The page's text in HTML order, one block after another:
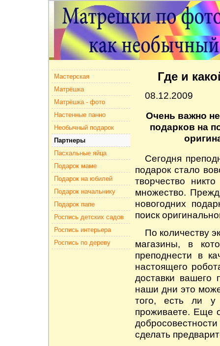
Где и
08.12.2009
Очень важно
подарков на
Сегодня
подарок стало
творчество
множество.
новогодних
поиск
По количеству
магазины, в
преподнести в
настоящего
доставки вашего
наши дни это
того, есть ли
проживаете. Еще
сделать
Мастерская
Матрёшка
Матрёшка - фото
Настенные панно
Необычный подарок
Партнеры
Пасхальные яйца
Подарок маме
Подарок на юбилей
Подарок начальнику
Подарок папе
Роспись детских садов
Роспись интерьера
Роспись по дереву